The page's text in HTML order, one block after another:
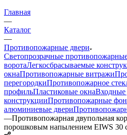
Главная
—
Каталог
—
Противопожарные двери
Светопрозрачные
воротаЛегкосбрасываемые
окнаПротивопожарные витражи
перегородкиПротивопожарное
профильПластиковые окнаВходные
конструкцииПротивопожарные
алюминиевые двери
—Противопожарная двупольная
порошковым напылением EIWS 30